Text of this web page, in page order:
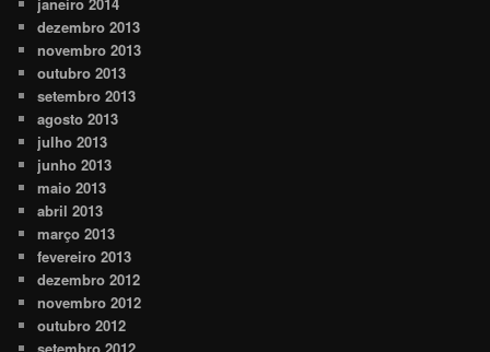
dezembro 2013
novembro 2013
outubro 2013
setembro 2013
agosto 2013
julho 2013
junho 2013
maio 2013
abril 2013
março 2013
fevereiro 2013
dezembro 2012
novembro 2012
outubro 2012
setembro 2012